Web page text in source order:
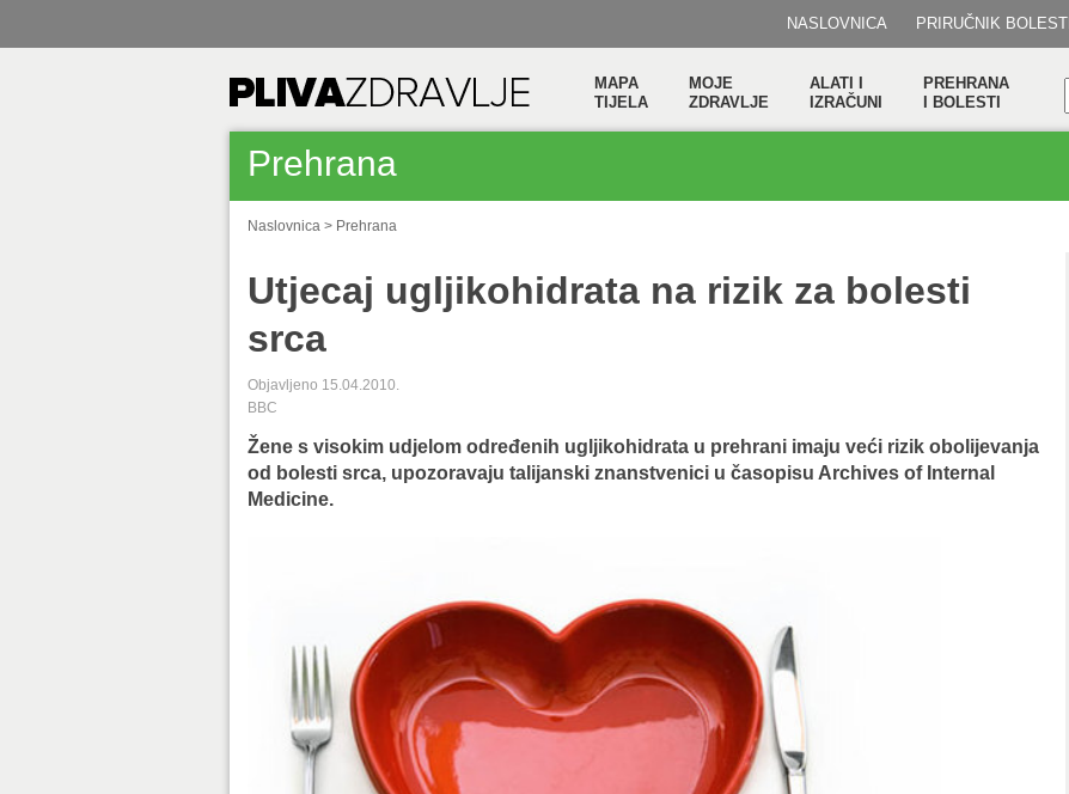
NASLOVNICA PRIRUČNIK BOLESTI
MAPA
TIJELA
MOJE
ZDRAVLJE
ALATI I
IZRAČUNI
PREHRANA
I BOLESTI
Prehrana
Naslovnica > Prehrana
Utjecaj ugljikohidrata na rizik za bolesti
srca
Objavljeno 15.04.2010.
BBC
Žene s visokim udjelom određenih ugljikohidrata u prehrani imaju veći rizik obolijevanja
od bolesti srca, upozoravaju talijanski znanstvenici u časopisu Archives of Internal
Medicine.